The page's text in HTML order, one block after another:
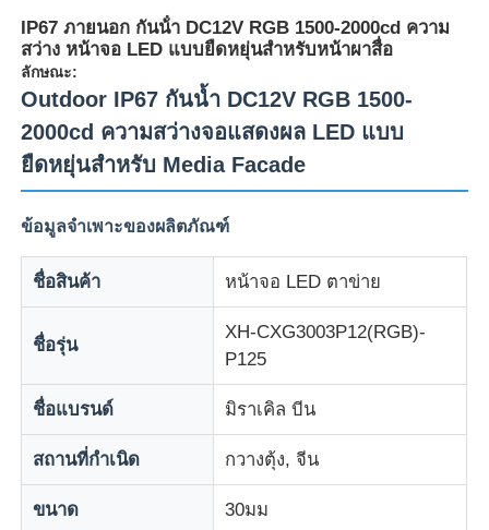
บ้าน
สินค้า
IP67 ภายนอก กันน้ํา DC12V RGB 1500-2000cd ความ
สว่าง หน้าจอ LED แบบยืดหยุ่นสําหรับหน้าผาสื่อ
ลักษณะ:
Outdoor IP67 กันน้ำ DC12V RGB 1500-
2000cd ความสว่างจอแสดงผล LED แบบ
ยืดหยุ่นสำหรับ Media Facade
ข้อมูลจำเพาะของผลิตภัณฑ์
ชื่อสินค้า หน้าจอ LED ตาข่าย
ชื่อรุ่น
XH-CXG3003P12(RGB)-
P125
ชื่อแบรนด์ มิราเคิล บีน
สถานที่กำเนิด กวางตุ้ง, จีน
ขนาด 30มม